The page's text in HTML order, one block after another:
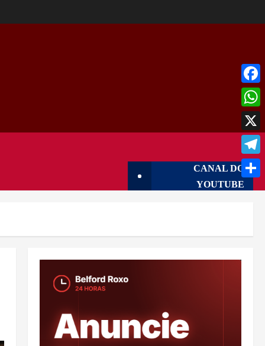
CANAL DO
YOUTUBE
X